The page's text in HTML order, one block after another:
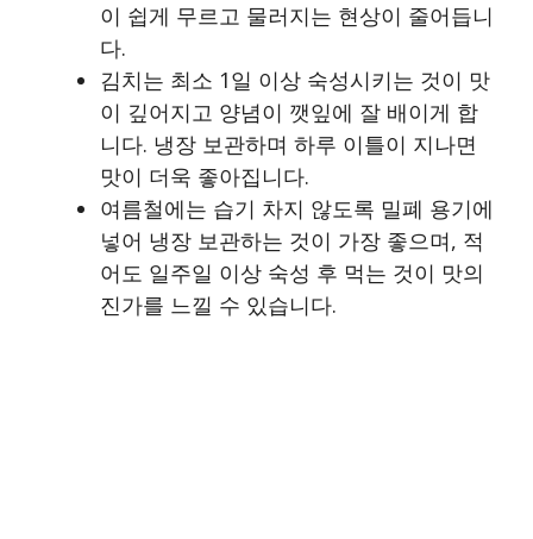
이 쉽게 무르고 물러지는 현상이 줄어듭니
다.
김치는 최소 1일 이상 숙성시키는 것이 맛
이 깊어지고 양념이 깻잎에 잘 배이게 합
니다. 냉장 보관하며 하루 이틀이 지나면
맛이 더욱 좋아집니다.
여름철에는 습기 차지 않도록 밀폐 용기에
넣어 냉장 보관하는 것이 가장 좋으며, 적
어도 일주일 이상 숙성 후 먹는 것이 맛의
진가를 느낄 수 있습니다.